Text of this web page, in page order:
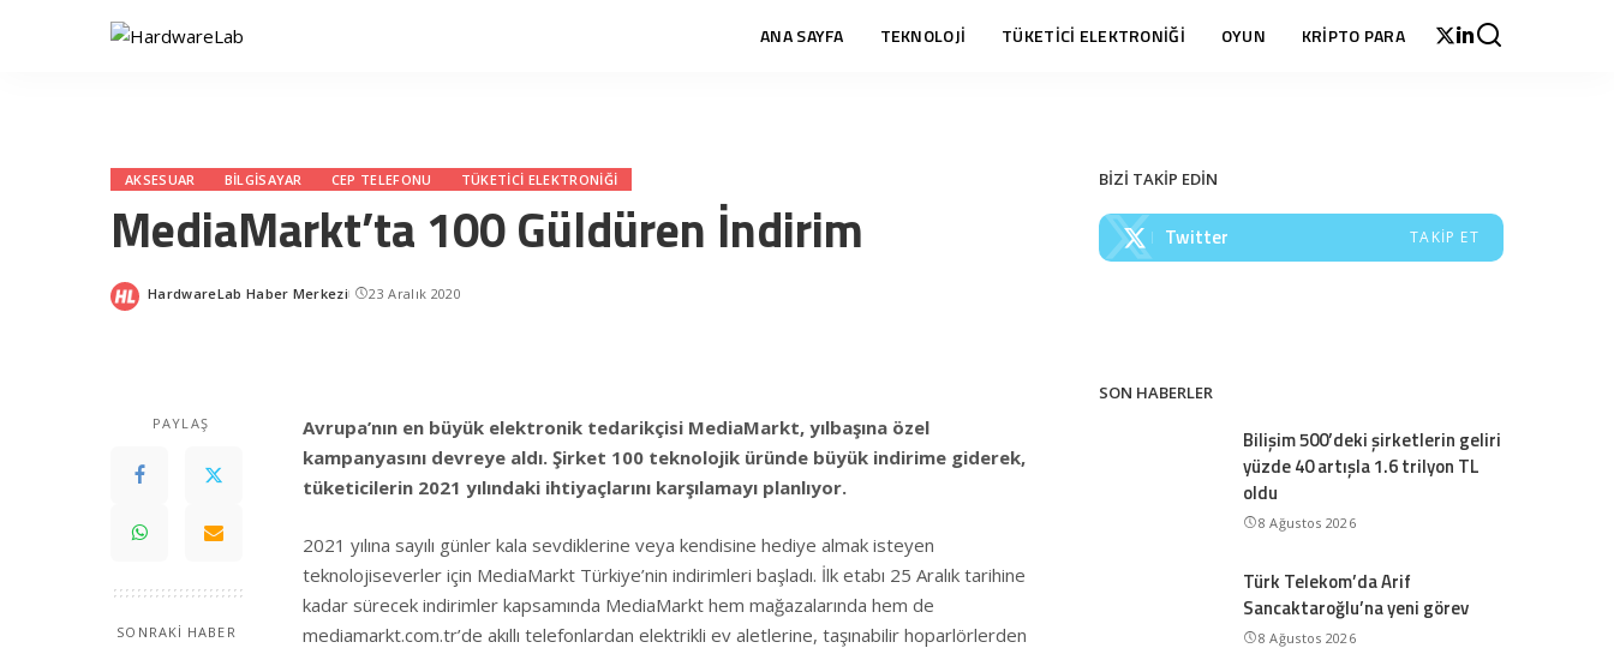
ANA SAYFA TEKNOLOJİ TÜKETİCİ ELEKTRONİĞİ OYUN KRİPTO PARA
AKSESUAR BILGISAYAR CEP TELEFONU TÜKETICI ELEKTRONIĞI
MediaMarkt’ta 100 Güldüren İndirim
Posted
HardwareLab Haber Merkezi 23 Aralık 2020
PAYLAŞ
SONRAKİ HABER
Avrupa’nın en büyük elektronik tedarikçisi MediaMarkt, yılbaşına özel
kampanyasını devreye aldı. Şirket 100 teknolojik üründe büyük indirime giderek,
tüketicilerin 2021 yılındaki ihtiyaçlarını karşılamayı planlıyor.
2021 yılına sayılı günler kala sevdiklerine veya kendisine hediye almak isteyen
teknolojiseverler için MediaMarkt Türkiye’nin indirimleri başladı. İlk etabı 25 Aralık tarihine
kadar sürecek indirimler kapsamında MediaMarkt hem mağazalarında hem de
mediamarkt.com.tr’de akıllı telefonlardan elektrikli ev aletlerine, taşınabilir hoparlörlerden
BİZİ TAKİP EDİN
Twitter TAKIP ET
SON HABERLER
Bilişim 500’deki şirketlerin geliri
yüzde 40 artışla 1.6 trilyon TL
oldu
8 Ağustos 2026
Türk Telekom’da Arif
Sancaktaroğlu’na yeni görev
8 Ağustos 2026